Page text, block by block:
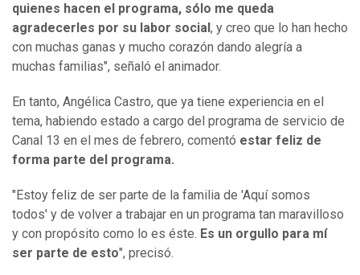
quienes hacen el programa, sólo me queda
agradecerles por su labor social , y creo que lo han hecho
con muchas ganas y mucho corazón dando alegría a
muchas familias", señaló el animador.
En tanto, Angélica Castro, que ya tiene experiencia en el
tema, habiendo estado a cargo del programa de servicio de
Canal 13 en el mes de febrero, comentó estar feliz de
forma parte del programa.
"Estoy feliz de ser parte de la familia de 'Aquí somos
todos' y de volver a trabajar en un programa tan maravilloso
y con propósito como lo es éste. Es un orgullo para mí
ser parte de esto", precisó.